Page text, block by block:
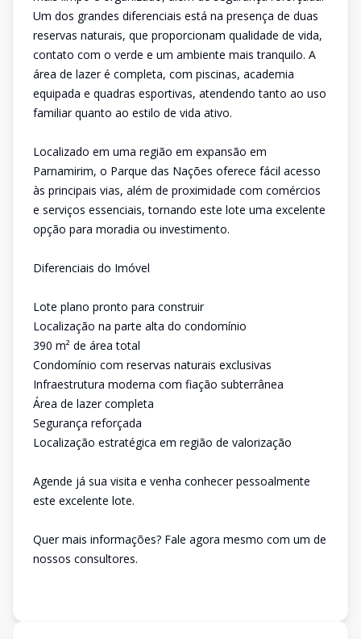
Um dos grandes diferenciais está na presença de duas
reservas naturais, que proporcionam qualidade de vida,
contato com o verde e um ambiente mais tranquilo. A
área de lazer é completa, com piscinas, academia
equipada e quadras esportivas, atendendo tanto ao uso
familiar quanto ao estilo de vida ativo.
Localizado em uma região em expansão em
Parnamirim, o Parque das Nações oferece fácil acesso
às principais vias, além de proximidade com comércios
e serviços essenciais, tornando este lote uma excelente
opção para moradia ou investimento.
Diferenciais do Imóvel
Lote plano pronto para construir
Localização na parte alta do condomínio
390 m² de área total
Condomínio com reservas naturais exclusivas
Infraestrutura moderna com fiação subterrânea
Área de lazer completa
Segurança reforçada
Localização estratégica em região de valorização
Agende já sua visita e venha conhecer pessoalmente
este excelente lote.
Quer mais informações? Fale agora mesmo com um de
nossos consultores.